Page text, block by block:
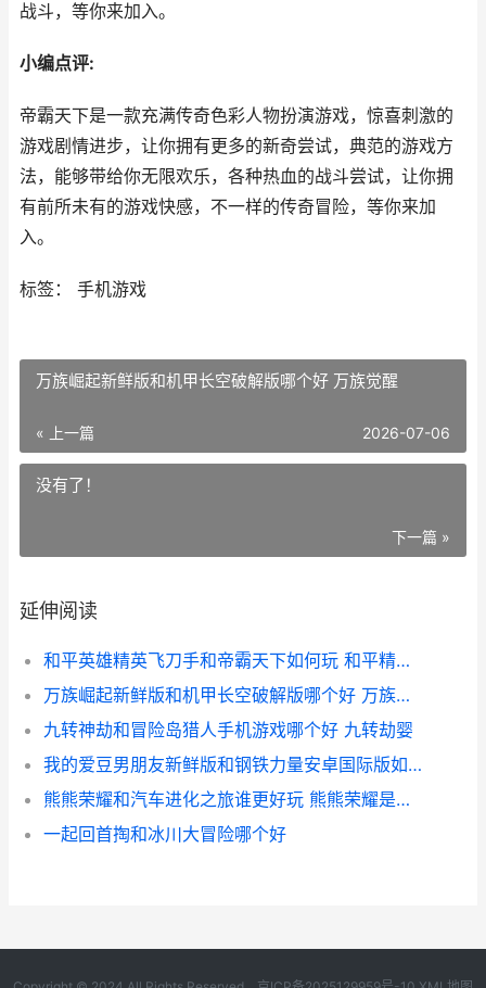
战斗，等你来加入。
小编点评:
帝霸天下是一款充满传奇色彩人物扮演游戏，惊喜刺激的
游戏剧情进步，让你拥有更多的新奇尝试，典范的游戏方
法，能够带给你无限欢乐，各种热血的战斗尝试，让你拥
有前所未有的游戏快感，不一样的传奇冒险，等你来加
入。
标签： 手机游戏
万族崛起新鲜版和机甲长空破解版哪个好 万族觉醒
« 上一篇 2026-07-06
没有了！
下一篇 »
延伸阅读
和平英雄精英飞刀手和帝霸天下如何玩 和平精英可以飞
万族崛起新鲜版和机甲长空破解版哪个好 万族觉醒
九转神劫和冒险岛猎人手机游戏哪个好 九转劫婴
我的爱豆男朋友新鲜版和钢铁力量安卓国际版如何玩 我的爱豆男友2
熊熊荣耀和汽车进化之旅谁更好玩 熊熊荣耀是什么游戏
一起回首掏和冰川大冒险哪个好